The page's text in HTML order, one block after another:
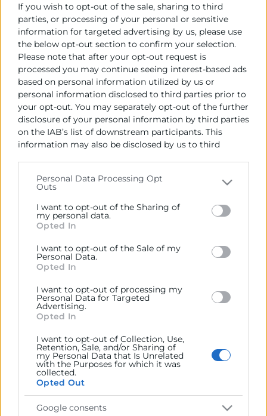
If you wish to opt-out of the sale, sharing to third
parties, or processing of your personal or sensitive
information for targeted advertising by us, please use
the below opt-out section to confirm your selection.
Please note that after your opt-out request is
processed you may continue seeing interest-based ads
based on personal information utilized by us or
personal information disclosed to third parties prior to
your opt-out. You may separately opt-out of the further
disclosure of your personal information by third parties
on the IAB’s list of downstream participants. This
information may also be disclosed by us to third
Please note that this website/app uses one or more
Google services and may gather and store information
including but not limited to your visit or usage
behaviour. You may click to grant or deny consent to
below specified purposes in below Google consent
section.
Personal Data Processing Opt
Outs
I want to opt-out of the Sharing of
my personal data.
Opted In
I want to opt-out of the Sale of my
Personal Data.
Opted In
I want to opt-out of processing my
Personal Data for Targeted
Advertising.
Opted In
I want to opt-out of Collection, Use,
Retention, Sale, and/or Sharing of
my Personal Data that Is Unrelated
with the Purposes for which it was
collected.
Opted Out
Google consents
Motivació de l'Adjudicació:
Se recibe una oferta, la cual es acorde a las
condiciones de los pliegos de prescripciones técnicas
y administrativas.
Data de la publicació de l'Adjudicació:
21/05/2025
Import de l'Adjudicació (IVA no inclòs):
VEINTICINCO MIL EUROS (25.000€ + IVA)
VIAJES GULLIVER, S.L. (CIF: B46126140)
Termini en el qual ha de procedir-se a la
formalització del contracte:
15 días hábiles desde la comunicación de la
adjudicación
Cámara València es una corporación de derecho público,
colaboradora de las Administraciones Públicas, dedicada a: